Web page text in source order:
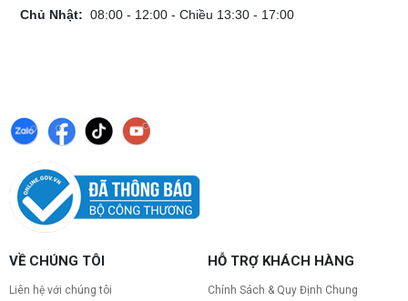
Chủ Nhật: 08:00 - 12:00 - Chiều 13:30 - 17:00
VỀ CHÚNG TÔI
Liên hệ với chúng tôi
HỖ TRỢ KHÁCH HÀNG
Chính Sách & Quy Định Chung